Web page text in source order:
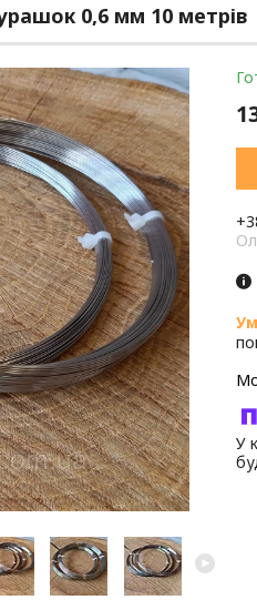
0,6 мм 10 метрів
У